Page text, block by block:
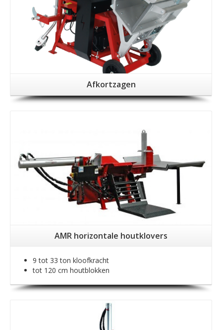
Afkortzagen
AMR horizontale houtklovers
9 tot 33 ton kloofkracht
tot 120 cm houtblokken